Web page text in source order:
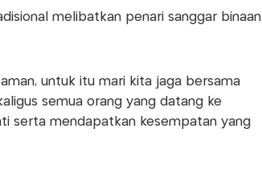
melibatkan penari sanggar binaan
untuk itu mari kita jaga bersama
semua orang yang datang ke
serta mendapatkan kesempatan yang